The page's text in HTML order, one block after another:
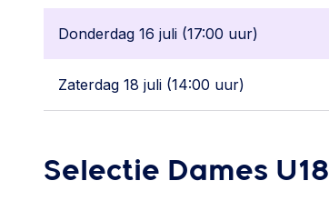
Donderdag 16 juli (17:00 uur)
Zaterdag 18 juli (14:00 uur)
Selectie Dames U18